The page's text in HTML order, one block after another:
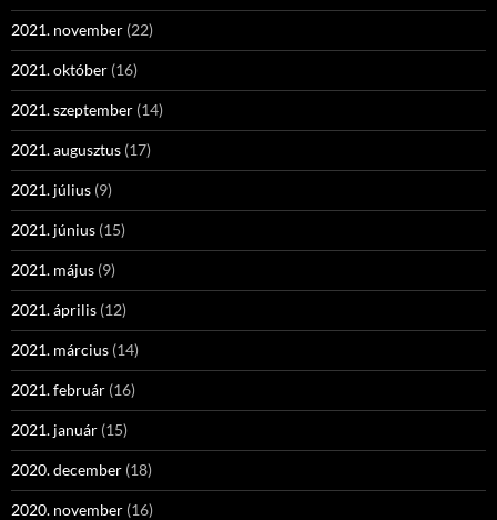
2021. november (22)
2021. október (16)
2021. szeptember (14)
2021. augusztus (17)
2021. július (9)
2021. június (15)
2021. május (9)
2021. április (12)
2021. március (14)
2021. február (16)
2021. január (15)
2020. december (18)
2020. november (16)